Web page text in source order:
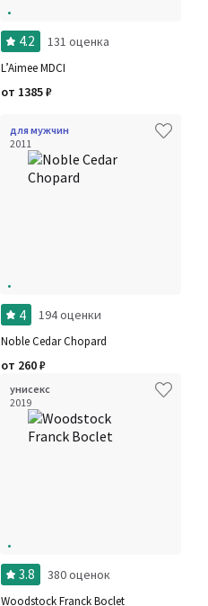
4.2 131 оценка
L’Aimee MDCI
от 1385₽
для мужчин
2011
4 194 оценки
Noble Cedar Chopard
от 260₽
унисекс
2019
3.8 380 оценок
Woodstock Franck Boclet